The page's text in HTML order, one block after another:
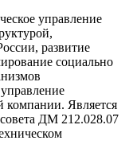
управление
развитие
социально
компании. Является
ДМ 212.028.07